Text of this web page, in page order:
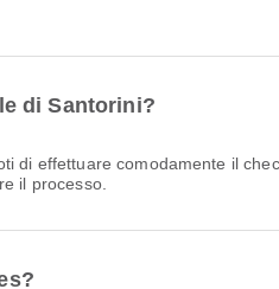
di Santorini?
il processo.